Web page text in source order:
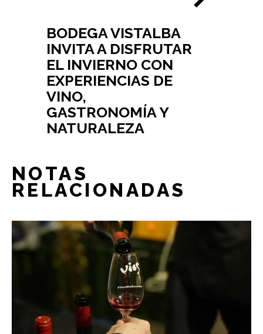
BODEGA VISTALBA
INVITA A DISFRUTAR
EL INVIERNO CON
EXPERIENCIAS DE
VINO,
GASTRONOMÍA Y
NATURALEZA
NOTAS
RELACIONADAS